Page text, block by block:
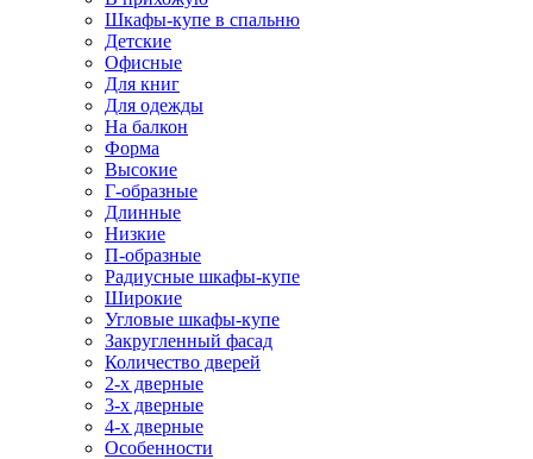
Шкафы-купе в спальню
Детские
Офисные
Для книг
Для одежды
На балкон
Форма
Высокие
Г-образные
Длинные
Низкие
П-образные
Радиусные шкафы-купе
Широкие
Угловые шкафы-купе
Закругленный фасад
Количество дверей
2-х дверные
3-х дверные
4-х дверные
Особенности